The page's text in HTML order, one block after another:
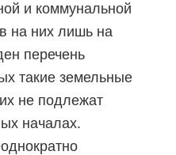
и коммунальной
на них лишь на
перечень
такие земельные
не подлежат
началах.